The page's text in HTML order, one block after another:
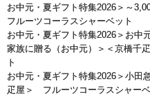
お中元・夏ギフト特集2026 ＞ ～
フルーツコーラスシャーベット
お中元・夏ギフト特集2026 ＞ お中
家族に贈る（お中元）
＞＜京橋千
ト
お中元・夏ギフト特集2026 ＞ 小田
疋屋＞ フルーツコーラスシャー